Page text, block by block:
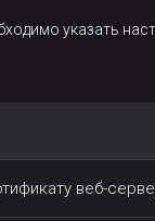
указать
веб-